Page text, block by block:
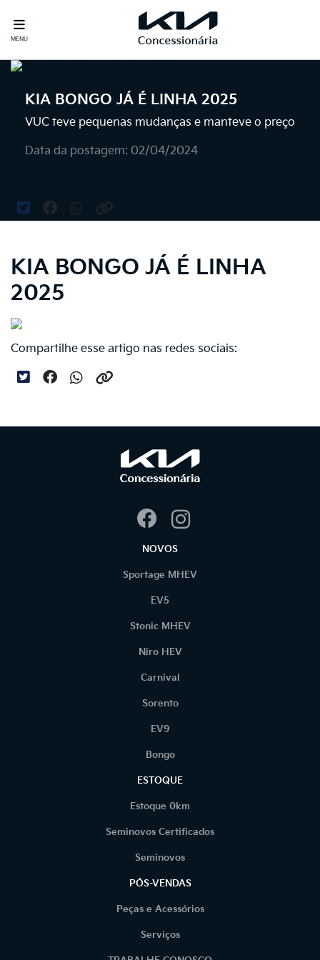
MENU
KIA BONGO JÁ É LINHA 2025
VUC teve pequenas mudanças e manteve o preço
Data da postagem: 02/04/2024
KIA BONGO JÁ É LINHA
2025
Compartilhe esse artigo nas redes sociais:
NOVOS
Sportage MHEV
EV5
Stonic MHEV
Niro HEV
Carnival
Sorento
EV9
Bongo
ESTOQUE
Estoque 0km
Seminovos Certificados
Seminovos
PÓS-VENDAS
Peças e Acessórios
Serviços